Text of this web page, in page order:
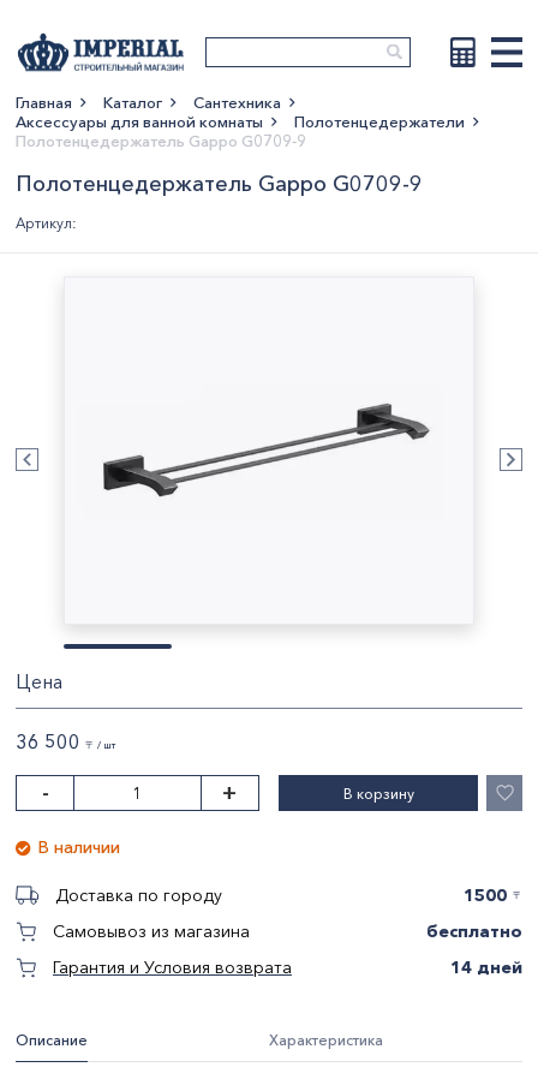
Показать больше
Главная Каталог
Сантехника
Аксессуары для ванной комнаты
Полотенцедержатели
Полотенцедержатель Gappo G0709-9
Полотенцедержатель Gappo G0709-9
Артикул:
Описание Характеристика
Цена
36 500 〒 / шт
- + В корзину
В наличии
Доставка по городу 1500 〒
Самовывоз из магазина
бесплатно
Гарантия и Условия возврата
14 дней